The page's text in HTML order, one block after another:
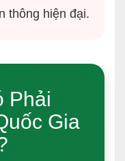
thông hiện đại.
Phải
Gia